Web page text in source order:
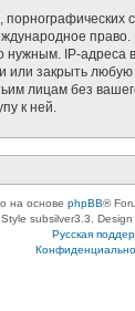
IP-
закрыть
лицам без
к ней.
на основе phpBB®
Style subsilver3.3. Design
Русская